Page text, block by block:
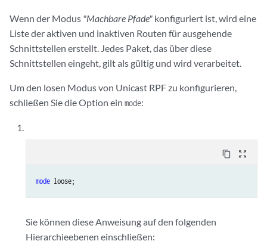
Wenn der Modus "Machbare Pfade" konfiguriert ist, wird eine
Liste der aktiven und inaktiven Routen für ausgehende
Schnittstellen erstellt. Jedes Paket, das über diese
Schnittstellen eingeht, gilt als gültig und wird verarbeitet.
Um den losen Modus von Unicast RPF zu konfigurieren,
schließen Sie die Option ein mode:
content_copy zoom_out_map
mode
Sie können diese Anweisung auf den folgenden
Hierarchieebenen einschließen: